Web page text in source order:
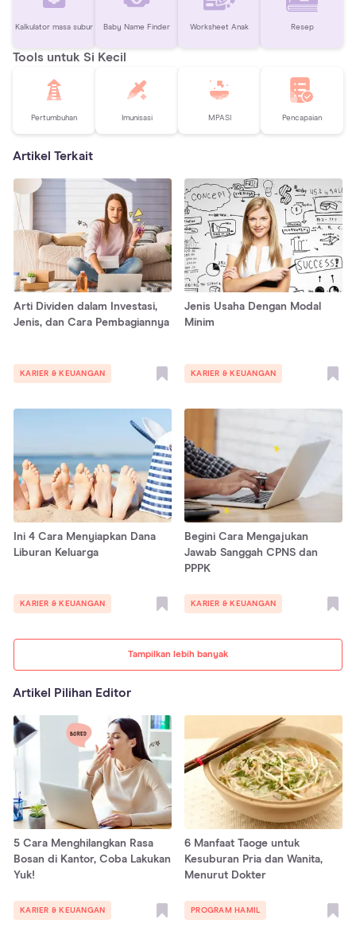
Kalkulator masa subur Baby Name Finder Worksheet Anak Resep
Tools untuk Si Kecil
Pertumbuhan Imunisasi MPASI Pencapaian
Artikel Terkait
Tampilkan lebih banyak
Arti Dividen dalam Investasi,
Jenis, dan Cara Pembagiannya
KARIER & KEUANGAN
Jenis Usaha Dengan Modal
Minim
KARIER & KEUANGAN
Ini 4 Cara Menyiapkan Dana
Liburan Keluarga
KARIER & KEUANGAN
Begini Cara Mengajukan
Jawab Sanggah CPNS dan
PPPK
KARIER & KEUANGAN
Artikel Pilihan Editor
5 Cara Menghilangkan Rasa
Bosan di Kantor, Coba Lakukan
Yuk!
KARIER & KEUANGAN
6 Manfaat Taoge untuk
Kesuburan Pria dan Wanita,
Menurut Dokter
PROGRAM HAMIL